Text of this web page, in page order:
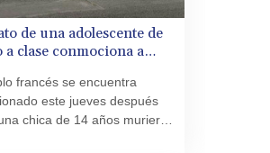
PEN 3.913564
PGK 5.112721
PHP 70.183258
PYG 6873.802279
de una adolescente de
a clase conmociona a
francés se encuentra
este jueves después
chica de 14 años muriera
cuando se dirigía a clase.